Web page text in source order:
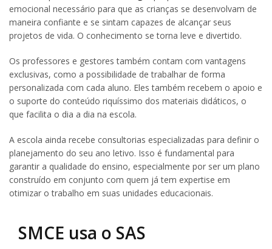
emocional necessário para que as crianças se desenvolvam de
maneira confiante e se sintam capazes de alcançar seus
projetos de vida. O conhecimento se torna leve e divertido.
Os professores e gestores também contam com vantagens
exclusivas, como a possibilidade de trabalhar de forma
personalizada com cada aluno. Eles também recebem o apoio e
o suporte do conteúdo riquíssimo dos materiais didáticos, o
que facilita o dia a dia na escola.
A escola ainda recebe consultorias especializadas para definir o
planejamento do seu ano letivo. Isso é fundamental para
garantir a qualidade do ensino, especialmente por ser um plano
construído em conjunto com quem já tem expertise em
otimizar o trabalho em suas unidades educacionais.
SMCE usa o SAS